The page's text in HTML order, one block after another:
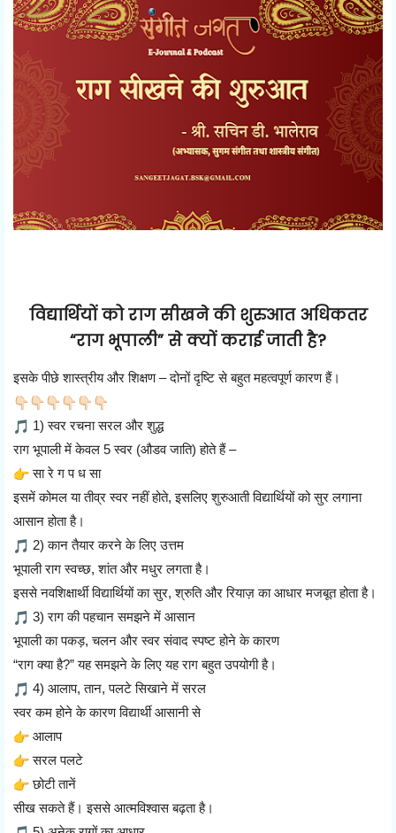
विद्यार्थियों को राग सीखने की शुरुआत अधिकतर
“राग भूपाली” से क्यों कराई जाती है?
इसके पीछे शास्त्रीय और शिक्षण – दोनों दृष्टि से बहुत महत्वपूर्ण कारण हैं।
1) स्वर रचना सरल और शुद्ध
राग भूपाली में केवल 5 स्वर (औडव जाति) होते हैं –
सा रे ग प ध सा
इसमें कोमल या तीव्र स्वर नहीं होते, इसलिए शुरुआती विद्यार्थियों को सुर लगाना
आसान होता है।
2) कान तैयार करने के लिए उत्तम
भूपाली राग स्वच्छ, शांत और मधुर लगता है।
इससे नवशिक्षार्थी विद्यार्थियों का सुर, श्रुति और रियाज़ का आधार मजबूत होता है।
3) राग की पहचान समझने में आसान
भूपाली का पकड़, चलन और स्वर संवाद स्पष्ट होने के कारण
“राग क्या है?” यह समझने के लिए यह राग बहुत उपयोगी है।
4) आलाप, तान, पलटे सिखाने में सरल
स्वर कम होने के कारण विद्यार्थी आसानी से
आलाप
सरल पलटे
छोटी तानें
सीख सकते हैं। इससे आत्मविश्वास बढ़ता है।